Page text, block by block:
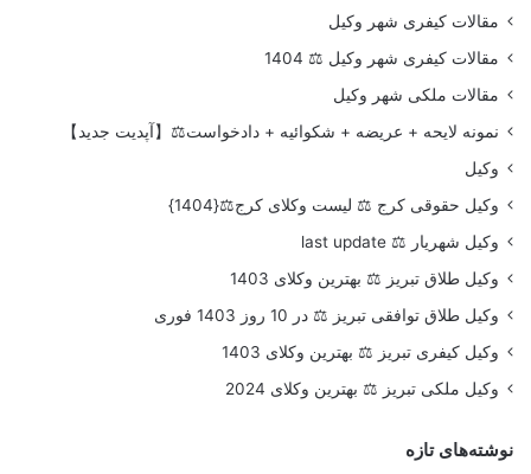
مقالات کیفری شهر وکیل
مقالات کیفری شهر وکیل ⚖️ 1404
مقالات ملکی شهر وکیل
نمونه لایحه + عریضه + شکوائیه + دادخواست⚖️【آپدیت جدید】
وکیل
وکیل حقوقی کرج ⚖️ لیست وکلای کرج⚖️{1404}
وکیل شهریار ⚖️ last update
وکیل طلاق تبریز ⚖️ بهترین وکلای 1403
وکیل طلاق توافقی تبریز ⚖️ در 10 روز 1403 فوری
وکیل کیفری تبریز ⚖️ بهترین وکلای 1403
وکیل ملکی تبریز ⚖️ بهترین وکلای 2024
نوشته‌های تازه